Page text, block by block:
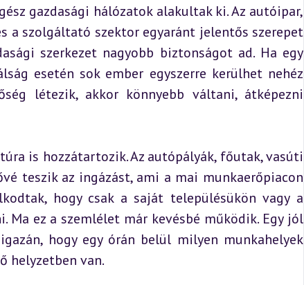
gazdasági hálózatok alakultak ki. Az autóipar,
a szolgáltató szektor egyaránt jelentős szerepet
szerkezet nagyobb biztonságot ad. Ha egy
esetén sok ember egyszerre kerülhet nehéz
létezik, akkor könnyebb váltani, átképezni
is hozzátartozik. Az autópályák, főutak, vasúti
teszik az ingázást, ami a mai munkaerőpiacon
hogy csak a saját településükön vagy a
Ma ez a szemlélet már kevésbé működik. Egy jól
hogy egy órán belül milyen munkahelyek
helyzetben van.